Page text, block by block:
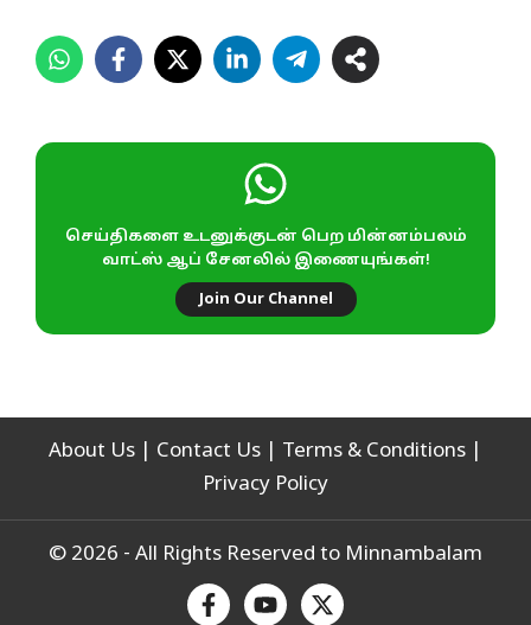
செய்திகளை உடனுக்குடன் பெற மின்னம்பலம்
வாட்ஸ் ஆப் சேனலில் இணையுங்கள்!
Join Our Channel
About Us Contact Us Terms & Conditions
Privacy Policy
© 2026 - All Rights Reserved to Minnambalam